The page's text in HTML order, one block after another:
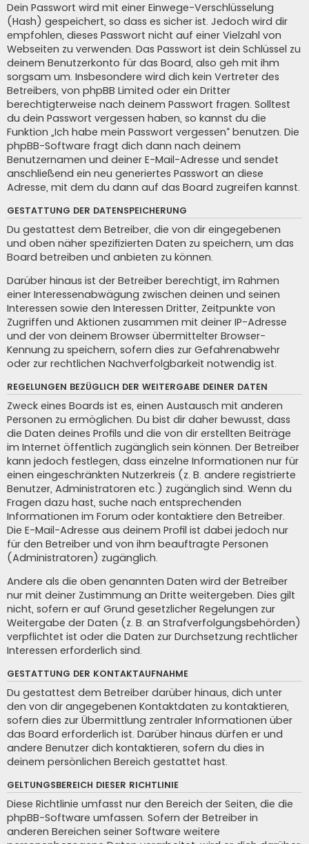
Dein Passwort wird mit einer Einwege-Verschlüsselung
(Hash) gespeichert, so dass es sicher ist. Jedoch wird dir
empfohlen, dieses Passwort nicht auf einer Vielzahl von
Webseiten zu verwenden. Das Passwort ist dein Schlüssel zu
deinem Benutzerkonto für das Board, also geh mit ihm
sorgsam um. Insbesondere wird dich kein Vertreter des
Betreibers, von phpBB Limited oder ein Dritter
berechtigterweise nach deinem Passwort fragen. Solltest
du dein Passwort vergessen haben, so kannst du die
Funktion „Ich habe mein Passwort vergessen“ benutzen. Die
phpBB-Software fragt dich dann nach deinem
Benutzernamen und deiner E-Mail-Adresse und sendet
anschließend ein neu generiertes Passwort an diese
Adresse, mit dem du dann auf das Board zugreifen kannst.
GESTATTUNG DER DATENSPEICHERUNG
Du gestattest dem Betreiber, die von dir eingegebenen
und oben näher spezifizierten Daten zu speichern, um das
Board betreiben und anbieten zu können.
Darüber hinaus ist der Betreiber berechtigt, im Rahmen
einer Interessenabwägung zwischen deinen und seinen
Interessen sowie den Interessen Dritter, Zeitpunkte von
Zugriffen und Aktionen zusammen mit deiner IP-Adresse
und der von deinem Browser übermittelter Browser-
Kennung zu speichern, sofern dies zur Gefahrenabwehr
oder zur rechtlichen Nachverfolgbarkeit notwendig ist.
REGELUNGEN BEZÜGLICH DER WEITERGABE DEINER DATEN
Zweck eines Boards ist es, einen Austausch mit anderen
Personen zu ermöglichen. Du bist dir daher bewusst, dass
die Daten deines Profils und die von dir erstellten Beiträge
im Internet öffentlich zugänglich sein können. Der Betreiber
kann jedoch festlegen, dass einzelne Informationen nur für
einen eingeschränkten Nutzerkreis (z. B. andere registrierte
Benutzer, Administratoren etc.) zugänglich sind. Wenn du
Fragen dazu hast, suche nach entsprechenden
Informationen im Forum oder kontaktiere den Betreiber.
Die E-Mail-Adresse aus deinem Profil ist dabei jedoch nur
für den Betreiber und von ihm beauftragte Personen
(Administratoren) zugänglich.
Andere als die oben genannten Daten wird der Betreiber
nur mit deiner Zustimmung an Dritte weitergeben. Dies gilt
nicht, sofern er auf Grund gesetzlicher Regelungen zur
Weitergabe der Daten (z. B. an Strafverfolgungsbehörden)
verpflichtet ist oder die Daten zur Durchsetzung rechtlicher
Interessen erforderlich sind.
GESTATTUNG DER KONTAKTAUFNAHME
Du gestattest dem Betreiber darüber hinaus, dich unter
den von dir angegebenen Kontaktdaten zu kontaktieren,
sofern dies zur Übermittlung zentraler Informationen über
das Board erforderlich ist. Darüber hinaus dürfen er und
andere Benutzer dich kontaktieren, sofern du dies in
deinem persönlichen Bereich gestattet hast.
GELTUNGSBEREICH DIESER RICHTLINIE
Diese Richtlinie umfasst nur den Bereich der Seiten, die die
phpBB-Software umfassen. Sofern der Betreiber in
anderen Bereichen seiner Software weitere